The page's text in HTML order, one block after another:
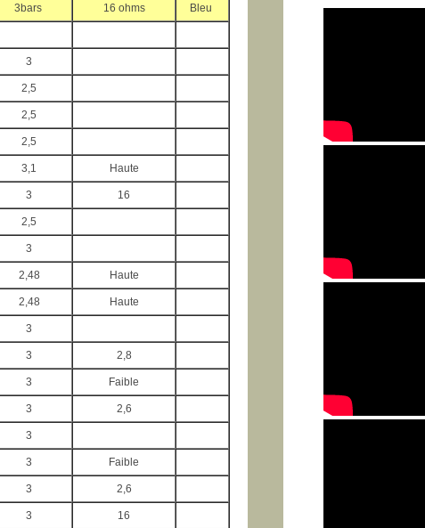
3bars 16 ohms Bleu
3
2,5
2,5
2,5
3,1 Haute
3 16
2,5
3
2,48 Haute
2,48 Haute
3
3 2,8
3 Faible
3 2,6
3
3 Faible
3 2,6
3 16